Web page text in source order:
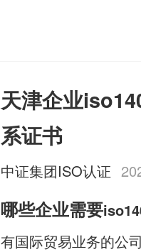
天津企业
系证书
中证集团ISO认证
哪些企业需要
有国际贸易业务的公